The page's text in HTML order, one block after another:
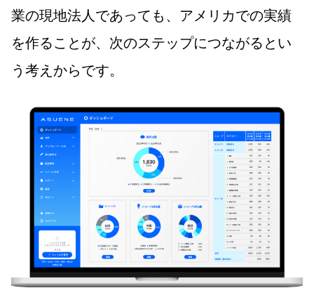
業の現地法人であっても、アメリカでの実績
を作ることが、次のステップにつながるとい
う考えからです。